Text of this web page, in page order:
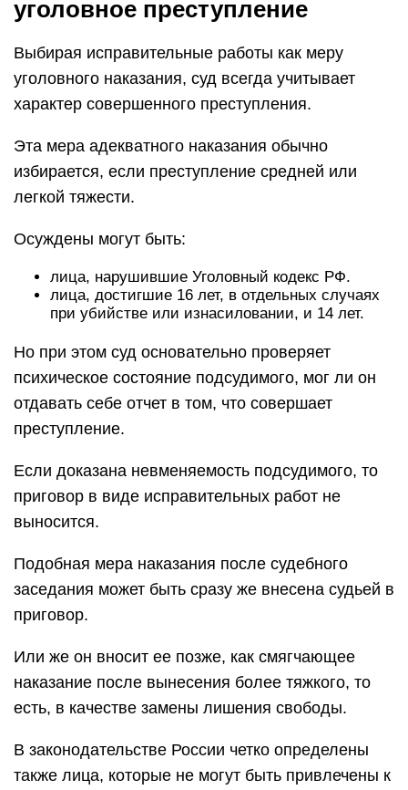
уголовное преступление
Выбирая исправительные работы как меру
уголовного наказания, суд всегда учитывает
характер совершенного преступления.
Эта мера адекватного наказания обычно
избирается, если преступление средней или
легкой тяжести.
Осуждены могут быть:
лица, нарушившие Уголовный кодекс РФ.
лица, достигшие 16 лет, в отдельных случаях
при убийстве или изнасиловании, и 14 лет.
Но при этом суд основательно проверяет
психическое состояние подсудимого, мог ли он
отдавать себе отчет в том, что совершает
преступление.
Если доказана невменяемость подсудимого, то
приговор в виде исправительных работ не
выносится.
Подобная мера наказания после судебного
заседания может быть сразу же внесена судьей в
приговор.
Или же он вносит ее позже, как смягчающее
наказание после вынесения более тяжкого, то
есть, в качестве замены лишения свободы.
В законодательстве России четко определены
также лица, которые не могут быть привлечены к